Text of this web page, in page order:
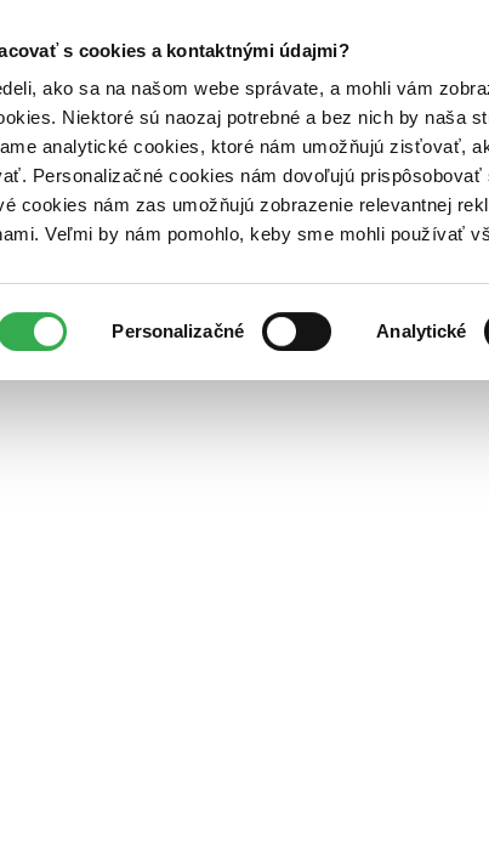
s cookies a kontaktnými údajmi?
ako sa na našom webe správate, a mohli vám
Niektoré sú naozaj potrebné a bez nich by naša
analytické cookies, ktoré nám umožňujú zisťovať,
Personalizačné cookies nám dovoľujú prispôsobovať
cookies nám zas umožňujú zobrazenie relevantnej
Veľmi by nám pomohlo, keby sme mohli používať
Personalizačné Analytické
Kontakt